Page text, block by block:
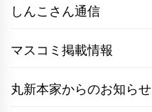
しんこさん通信
マスコミ掲載情報
丸新本家からのお知らせ